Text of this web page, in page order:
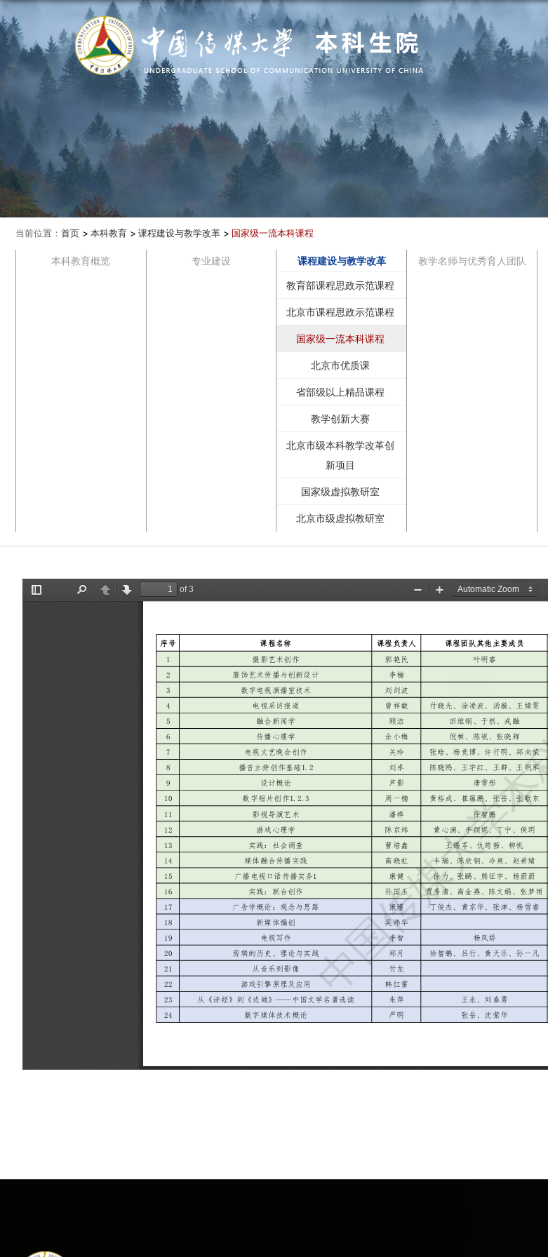
当前位置： 首页 本科教育 课程建设与教学改革 国家级一流本科课程
本科教育概览 专业建设 课程建设与教学改革
教育部课程思政示范课程
北京市课程思政示范课程
国家级一流本科课程
北京市优质课
省部级以上精品课程
教学创新大赛
北京市级本科教学改革创
新项目
国家级虚拟教研室
北京市级虚拟教研室
教学名师与优秀育人团队